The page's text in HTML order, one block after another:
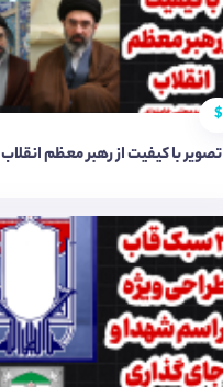
$
تصویر با کیفیت از رهبر معظم انقلاب